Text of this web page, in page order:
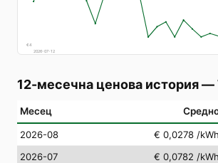
€4
2026-07-12
12-месечна ценова история—
Месец
2026-08 € 0,0278 /kWh
2026-07
€ 0,0782 /kWh